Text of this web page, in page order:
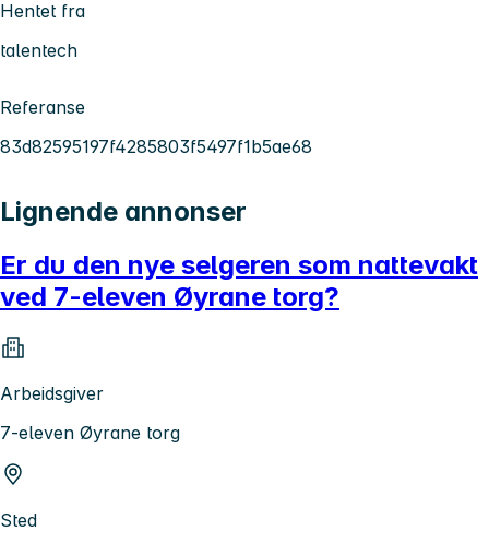
Hentet fra
talentech
Referanse
83d82595197f4285803f5497f1b5ae68
Lignende annonser
Er du den nye selgeren som nattevakt
ved 7-eleven Øyrane torg?
Arbeidsgiver
7-eleven Øyrane torg
Sted